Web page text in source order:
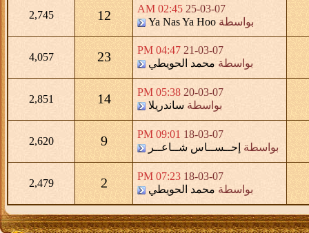
25-03-07
02:45 AM
بواسطة Ya Nas Ya Hoo
12
2,745
21-03-07
04:47 PM
بواسطة محمد الحويطي 23
4,057
20-03-07
05:38 PM
بواسطة ساندريلا 14
2,851
18-03-07
09:01 PM
بواسطة إحــســاس شــاعــر 9
2,620
18-03-07
07:23 PM
بواسطة محمد الحويطي 2
2,479